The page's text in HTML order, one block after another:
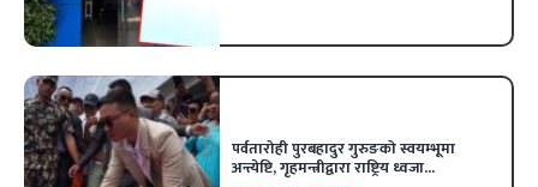
पर्वतारोही पुरबहादुर गुरुङको स्वयम्भूमा
अन्त्येष्टि, गृहमन्त्रीद्वारा राष्ट्रिय ध्वजा...